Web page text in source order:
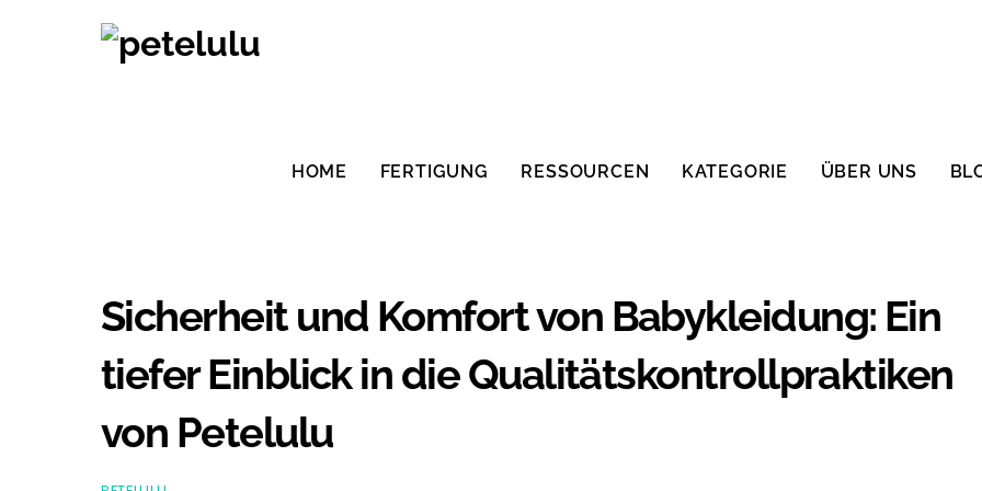
HOME FERTIGUNG RESSOURCEN KATEGORIE ÜBER UNS
Sicherheit und Komfort von Babykleidung: Ein
tiefer Einblick in die Qualitätskontrollpraktiken
von Petelulu